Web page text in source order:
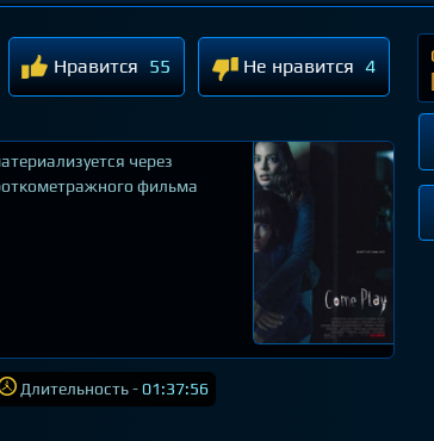
Нравится 55 Не нравится 4
через
фильма
Длительность -01:37:56